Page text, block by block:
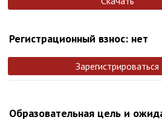
Регистрационный взнос: нет
Зарегистрироваться
Образовательная цель и